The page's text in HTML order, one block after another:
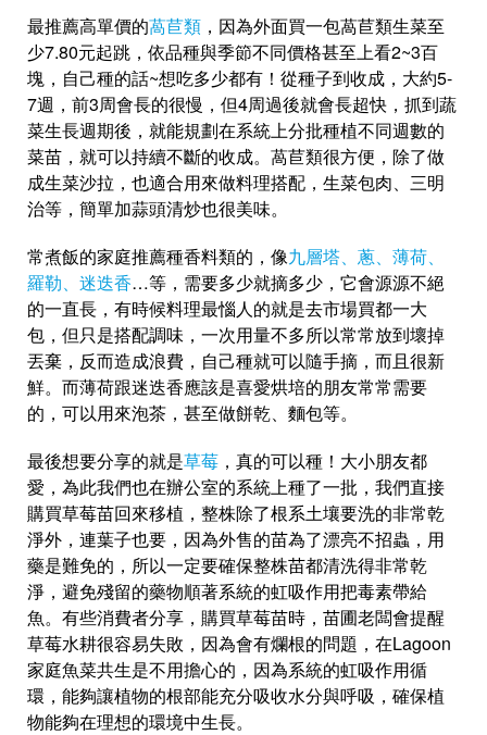
最推薦高單價的萵苣類 ，因為外面買一包萵苣類生菜至
少7.80元起跳，依品種與季節不同價格甚至上看2~3百
塊，自己種的話~想吃多少都有！從種子到收成，大約5-
7週，前3周會長的很慢，但4周過後就會長超快，抓到蔬
菜生長週期後，就能規劃在系統上分批種植不同週數的
菜苗，就可以持續不斷的收成。萵苣類很方便，除了做
成生菜沙拉，也適合用來做料理搭配，生菜包肉、三明
治等，簡單加蒜頭清炒也很美味。
常煮飯的家庭推薦種香料類的，像九層塔、蔥、薄荷、
羅勒、迷迭香…等，需要多少就摘多少，它會源源不絕
的一直長，有時候料理最惱人的就是去市場買都一大
包，但只是搭配調味，一次用量不多所以常常放到壞掉
丟棄，反而造成浪費，自己種就可以隨手摘，而且很新
鮮。而薄荷跟迷迭香應該是喜愛烘培的朋友常常需要
的，可以用來泡茶，甚至做餅乾、麵包等。
最後想要分享的就是草莓 ，真的可以種！大小朋友都
愛，為此我們也在辦公室的系統上種了一批，我們直接
購買草莓苗回來移植，整株除了根系土壤要洗的非常乾
淨外，連葉子也要，因為外售的苗為了漂亮不招蟲，用
藥是難免的，所以一定要確保整株苗都清洗得非常乾
淨，避免殘留的藥物順著系統的虹吸作用把毒素帶給
魚。有些消費者分享，購買草莓苗時，苗圃老闆會提醒
草莓水耕很容易失敗，因為會有爛根的問題，在Lagoon
家庭魚菜共生是不用擔心的，因為系統的虹吸作用循
環，能夠讓植物的根部能充分吸收水分與呼吸，確保植
物能夠在理想的環境中生長。